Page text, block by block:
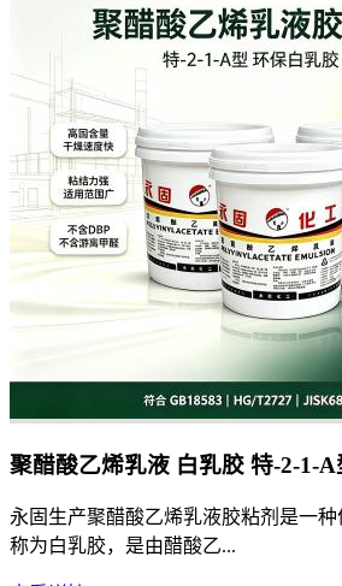
聚醋酸乙烯乳液 白乳胶 特-2-1-A
永固生产聚醋酸乙烯乳液胶粘剂是一
称为白乳胶，是由醋酸乙...